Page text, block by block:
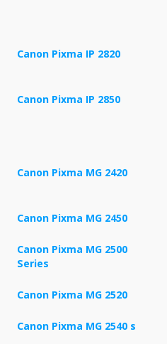
Canon Pixma IP 2820
Canon Pixma IP 2850
Canon Pixma MG 2420
Canon Pixma MG 2450
Canon Pixma MG 2500
Series
Canon Pixma MG 2520
Canon Pixma MG 2540 s